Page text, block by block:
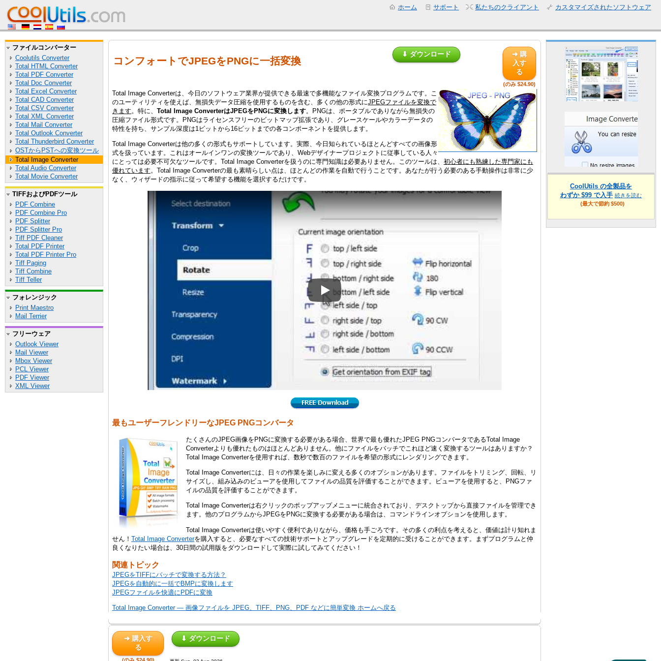
ホーム サポート 私たちのクライアント カスタマイズされたソフトウェア
ファイルコンバーター
Coolutils Converter
Total HTML Converter
Total PDF Converter
Total Doc Converter
Total Excel Converter
Total CAD Converter
Total CSV Converter
Total XML Converter
Total Mail Converter
Total Outlook Converter
Total Thunderbird Converter
OSTからPSTへの変換ツール
Total Image Converter
Total Audio Converter
Total Movie Converter
TIFFおよびPDFツール
PDF Combine
PDF Combine Pro
PDF Splitter
PDF Splitter Pro
Tiff PDF Cleaner
Total PDF Printer
Total PDF Printer Pro
Tiff Paging
Tiff Combine
Tiff Teller
フォレンジック
Print Maestro
Mail Terrier
フリーウェア
Outlook Viewer
Mail Viewer
Mbox Viewer
PCL Viewer
PDF Viewer
XML Viewer
コンフォートでJPEGをPNGに一括変換
⬇ ダウンロード
➜ 購
入す
る
(のみ $24.90)
Total Image Converterは、今日のソフトウェア業界が提供できる最速で多機能なファイル変換プログラムです。こ
のユーティリティを使えば、無損失データ圧縮を使用するものを含む、多くの他の形式にJPEGファイルを変換で
きます。特に、 Total Image ConverterはJPEGをPNGに変換します。PNGは、ポータブルでありながら無損失の
圧縮ファイル形式です。PNGはライセンスフリーのビットマップ拡張であり、グレースケールやカラーデータの
特性を持ち、サンプル深度は1ビットから16ビットまでの各コンポーネントを提供します。
Total Image Converterは他の多くの形式もサポートしています。実際、今日知られているほとんどすべての画像形
式を扱っています。これはオールインワンの変換ツールであり、Webデザイナープロジェクトに従事している人々
にとっては必要不可欠なツールです。Total Image Converterを扱うのに専門知識は必要ありません。このツールは、 初心者にも熟練した専門家にも
優れています。Total Image Converterの最も素晴らしい点は、ほとんどの作業を自動で行うことです。あなたが行う必要のある手動操作は非常に少
なく、ウィザードの指示に従って希望する機能を選択するだけです。
RAW画像を変換する方法
最もユーザーフレンドリーなJPEG PNGコンバータ
たくさんのJPEG画像をPNGに変換する必要がある場合、世界で最も優れたJPEG PNGコンバータであるTotal Image
Converterよりも優れたものはほとんどありません。他にファイルをバッチでこれほど速く変換するツールはありますか？
Total Image Converterを使用すれば、数秒で数百のファイルを希望の形式にレンダリングできます。
Total Image Converterには、日々の作業を楽しみに変える多くのオプションがあります。ファイルをトリミング、回転、リ
サイズし、組み込みのビューアを使用してファイルの品質を評価することができます。ビューアを使用すると、PNGファ
イルの品質を評価することができます。
Total Image Converterは右クリックのポップアップメニューに統合されており、デスクトップから直接ファイルを管理でき
ます。他のプログラムからJPEGをPNGに変換する必要がある場合は、コマンドラインオプションを使用します。
Total Image Converterは使いやすく便利でありながら、価格も手ごろです。その多くの利点を考えると、価値は計り知れま
せん！ Total Image Converterを購入すると、必要なすべての技術サポートとアップグレードを定期的に受けることができます。まずプログラムと仲
良くなりたい場合は、30日間の試用版をダウンロードして実際に試してみてください！
関連トピック
JPEGをTIFFにバッチで変換する方法？
JPEGを自動的に一括でBMPに変換します
JPEGファイルを快適にPDFに変換
Total Image Converter — 画像ファイルを JPEG、TIFF、PNG、PDF などに簡単変換 ホームへ戻る
➜ 購入す
る
⬇ ダウンロード
(のみ $24.90)
CoolUtils の全製品を
わずか $99 で入手 続きを読む
(最大で節約 $500)